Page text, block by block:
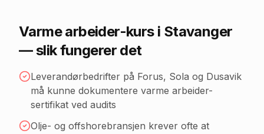
Varme arbeider-kurs i Stavanger
— slik fungerer det
Leverandørbedrifter på Forus, Sola og Dusavik
må kunne dokumentere varme arbeider-
sertifikat ved audits
Olje- og offshorebransjen krever ofte at